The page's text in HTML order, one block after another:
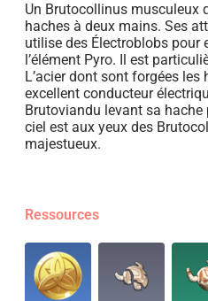
Un Brutocollinus musculeux
haches à deux mains. Ses
utilise des Électroblobs pour
l’élément Pyro. Il est
L’acier dont sont forgées les
excellent conducteur
Brutoviandu levant sa
ciel est aux yeux des
majestueux.
Ressources